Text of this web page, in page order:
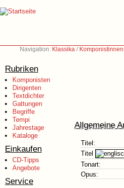
Navigation: Klassika /
Rubriken
Komponisten
Dirigenten
Textdichter
Gattungen
Begriffe
Tempi
Jahrestage
Kataloge
Einkaufen
CD-Tipps
Angebote
Service
Allgemeine
Titel:
Titel
Tonart:
Opus: